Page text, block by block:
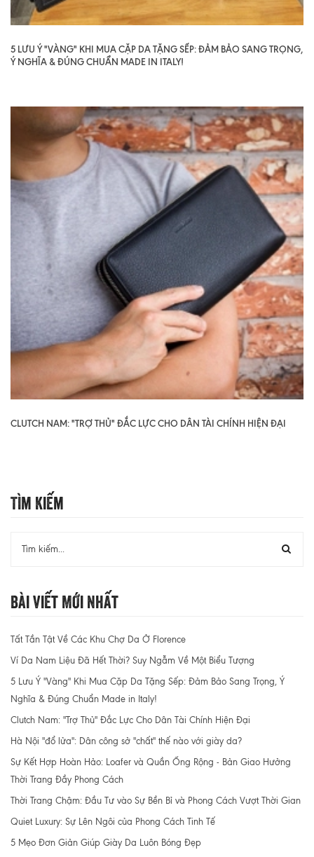
5 LƯU Ý "VÀNG" KHI MUA CẶP DA TẶNG SẾP: ĐẢM BẢO SANG TRỌNG,
Ý NGHĨA & ĐÚNG CHUẨN MADE IN ITALY!
CLUTCH NAM: "TRỢ THỦ" ĐẮC LỰC CHO DÂN TÀI CHÍNH HIỆN ĐẠI
Tìm Kiếm
Bài Viết Mới Nhất
Tất Tần Tật Về Các Khu Chợ Da Ở Florence
Ví Da Nam Liệu Đã Hết Thời? Suy Ngẫm Về Một Biểu Tượng
5 Lưu Ý "Vàng" Khi Mua Cặp Da Tặng Sếp: Đảm Bảo Sang Trọng, Ý
Nghĩa & Đúng Chuẩn Made in Italy!
Clutch Nam: "Trợ Thủ" Đắc Lực Cho Dân Tài Chính Hiện Đại
Hà Nội "đổ lửa": Dân công sở "chất" thế nào với giày da?
Sự Kết Hợp Hoàn Hảo: Loafer và Quần Ống Rộng - Bản Giao Hưởng
Thời Trang Đầy Phong Cách
Thời Trang Chậm: Đầu Tư vào Sự Bền Bỉ và Phong Cách Vượt Thời Gian
Quiet Luxury: Sự Lên Ngôi của Phong Cách Tinh Tế
5 Mẹo Đơn Giản Giúp Giày Da Luôn Bóng Đẹp